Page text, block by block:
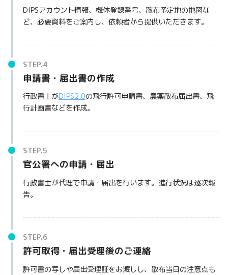
DIPSアカウント情報、機体登録番号、散布予定地の地図な
ど、必要資料をご案内し、依頼者から提供いただきます。
申請書・届出書の作成
行政書士がDIPS2.0の飛行許可申請書、農薬散布届出書、飛
行計画書などを作成。
官公署への申請・届出
行政書士が代理で申請・届出を行います。進行状況は逐次報
告。
許可取得・届出受理後のご連絡
許可書の写しや届出受理証をお渡しし、散布当日の注意点も